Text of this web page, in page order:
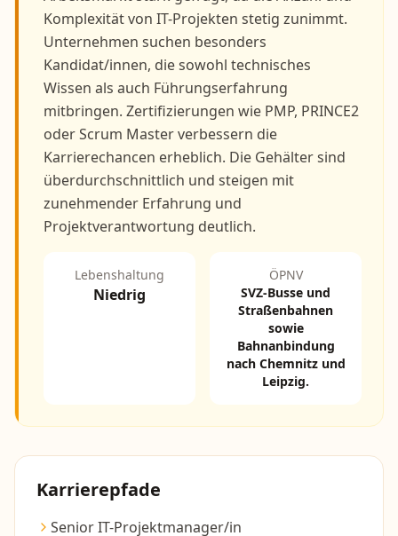
Komplexität von IT-Projekten stetig zunimmt.
Unternehmen suchen besonders
Kandidat/innen, die sowohl technisches
Wissen als auch Führungserfahrung
mitbringen. Zertifizierungen wie PMP, PRINCE2
oder Scrum Master verbessern die
Karrierechancen erheblich. Die Gehälter sind
überdurchschnittlich und steigen mit
zunehmender Erfahrung und
Projektverantwortung deutlich.
Lebenshaltung
Niedrig
ÖPNV
SVZ-Busse und
Straßenbahnen
sowie
Bahnanbindung
nach Chemnitz und
Leipzig.
Karrierepfade
Senior IT-Projektmanager/in